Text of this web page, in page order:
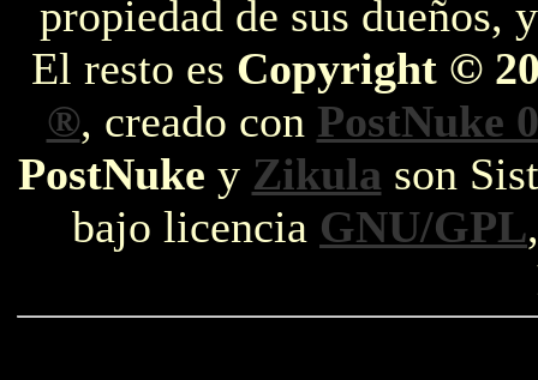
propiedad de sus dueños,
El resto es Copyright ©
®, creado con PostNuke
PostNuke y Zikula son
bajo licencia GNU/GPL